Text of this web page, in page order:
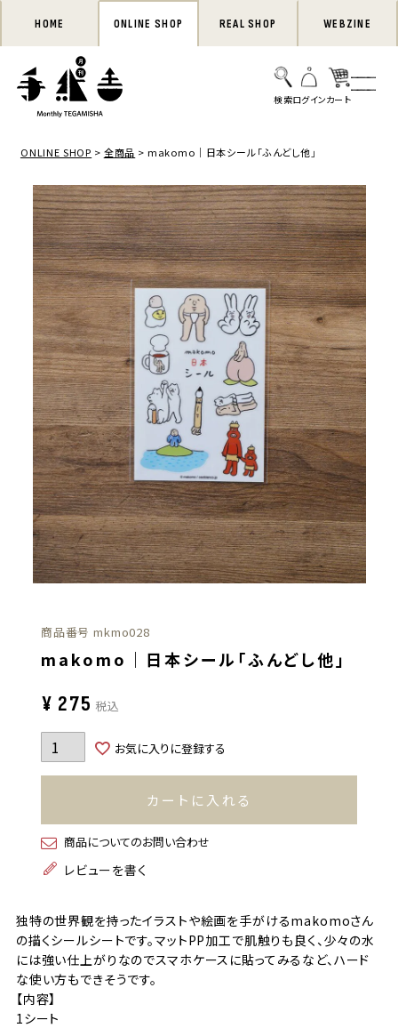
HOME ONLINE SHOP REAL SHOP WEBZINE
ONLINE SHOP 全商品 makomo｜日本シール「ふんどし他」
商品番号 mkmo028
makomo｜日本シール「ふんどし他」
¥ 275 税込
お気に入りに登録する
カートに入れる
商品についてのお問い合わせ
レビューを書く
独特の世界観を持ったイラストや絵画を手がけるmakomoさん
の描くシールシートです。マットPP加工で肌触りも良く、少々の水
には強い仕上がりなのでスマホケースに貼ってみるなど、ハード
な使い方もできそうです。
【内容】
1シート